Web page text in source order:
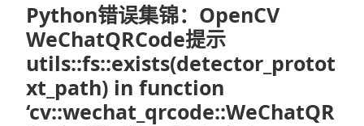
Python错误集锦：OpenCV
WeChatQRCode提示
utils::fs::exists(detector_protot
xt_path) in function
‘cv::wechat_qrcode::WeChatQR